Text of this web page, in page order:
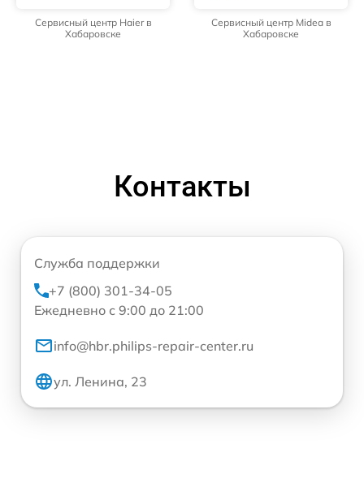
Сервисный центр Haier в
Хабаровске
Сервисный центр Midea в
Хабаровске
Контакты
Служба поддержки
+7 (800) 301-34-05
Ежедневно с 9:00 до 21:00
info@hbr.philips-repair-center.ru
ул. Ленина, 23